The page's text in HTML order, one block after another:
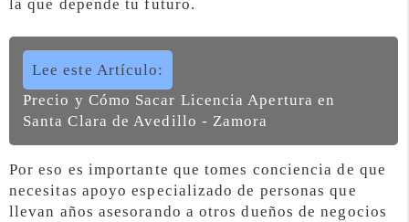
la que depende tu futuro.
Lee este Artículo:
Precio y Cómo Sacar Licencia Apertura en
Santa Clara de Avedillo - Zamora
Por eso es importante que tomes conciencia de que
necesitas apoyo especializado de personas que
llevan años asesorando a otros dueños de negocios